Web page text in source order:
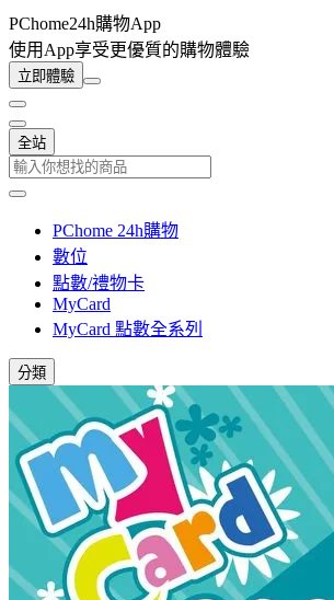
PChome24h購物App
使用App享受更優質的購物體驗
立即體驗
全站
PChome 24h購物
數位
點數/禮物卡
MyCard
MyCard 點數全系列
分類